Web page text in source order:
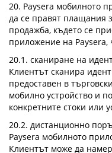
20. Paysera мобилното
да се правят плащания
продажба, където се
приложение на Paysera,
20.1. сканиране на
Клиентът сканира
предоставен в
мобилно устройство и
конкретните стоки или
20.2. дистанционно
Paysera мобилното
Клиентът може да